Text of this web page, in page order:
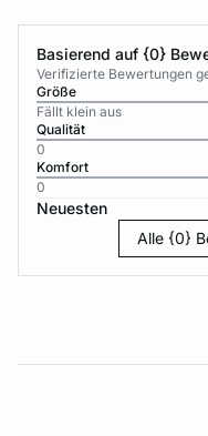
Basierend auf {0}
Verifizierte Bewertungen
Größe
Fällt klein aus
Qualität
0
Komfort
0
Neuesten
Alle {0}